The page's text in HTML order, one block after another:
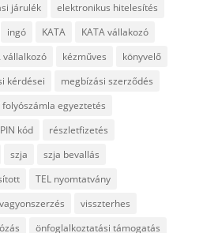
járulék
elektronikus hitelesítés
ingó KATA
KATA vállakozó
vállalkozó kézműves
könyvelő
kérdései
megbízási szerződés
folyószámla egyeztetés
PIN kód
részletfizetés
szja
szja bevallás
TEL nyomtatvány
vagyonszerzés
visszterhes
önfoglalkoztatási támogatás